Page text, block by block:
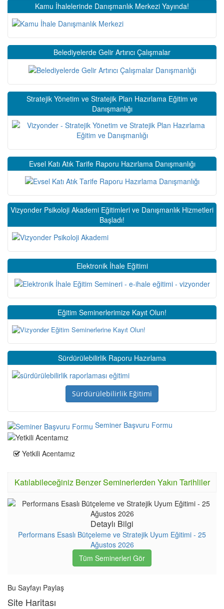
Kamu İhalelerinde Danışmanlık Merkezi Yayında!
Belediyelerde Gelir Artırıcı Çalışmalar
Stratejik Yönetim ve Stratejik Plan Hazırlama Eğitim ve
Danışmanlığı
Evsel Katı Atık Tarife Raporu Hazırlama Danışmanlığı
Vizyonder Psikoloji Akademi Eğitimleri ve Danışmanlık Hizmetleri
Başladı!
Elektronik İhale Eğitimi
Eğitim Seminerlerimize Kayıt Olun!
Sürdürülebilirlik Raporu Hazırlama
Sürdürülebilirlik Eğitimi
Seminer Başvuru Formu
Yetkili Acentamız
Katılabileceğiniz Benzer Seminerlerden Yakın Tarihliler
Detaylı Bilgi
Performans Esaslı Bütçeleme ve Stratejik Uyum Eğitimi - 25
Ağustos 2026
Tüm Seminerleri Gör
Bu Sayfayı Paylaş
Site Haritası